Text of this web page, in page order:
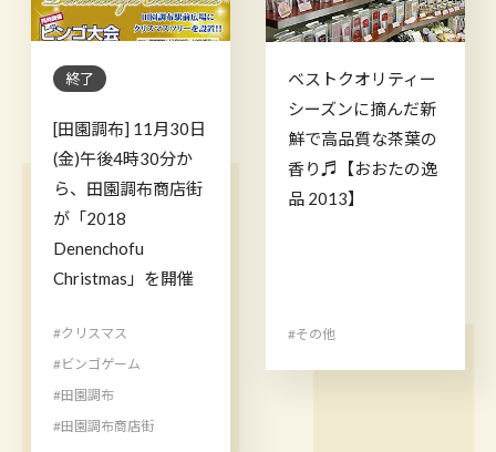
終了
[田園調布] 11月30日
(金)午後4時30分か
ら、田園調布商店街
が「2018
Denenchofu
Christmas」を開催
#クリスマス
#ビンゴゲーム
#田園調布
#田園調布商店街
ベストクオリティー
シーズンに摘んだ新
鮮で高品質な茶葉の
香り♬【おおたの逸
品 2013】
#その他